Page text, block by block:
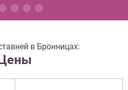
в Бронницах: